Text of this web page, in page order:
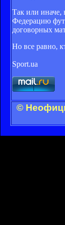
Так или иначе,
Федерацию
договорных
Но все равно,
Sport.ua
©